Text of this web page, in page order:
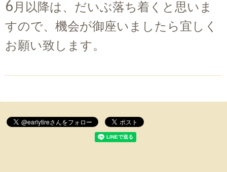
6月以降は、だいぶ落ち着くと思いま
すので、機会が御座いましたら宜しく
お願い致します。